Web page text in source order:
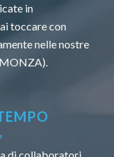
in
toccare con
nelle nostre